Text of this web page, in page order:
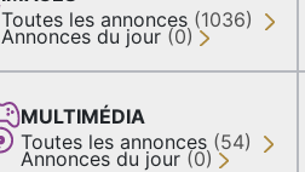
Toutes les annonces (1036)
Annonces du jour (0)
MULTIMÉDIA
Toutes les annonces (54)
Annonces du jour (0)